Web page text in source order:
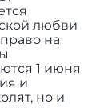
любви
на
1 июня
и
но и